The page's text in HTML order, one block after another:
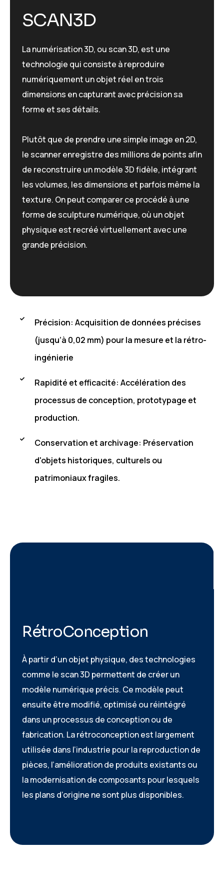
SCAN3D
La numérisation 3D, ou scan 3D, est une
technologie qui consiste à reproduire
numériquement un objet réel en trois
dimensions en capturant avec précision sa
forme et ses détails.
Plutôt que de prendre une simple image en 2D,
le scanner enregistre des millions de points afin
de reconstruire un modèle 3D fidèle, intégrant
les volumes, les dimensions et parfois même la
texture. On peut comparer ce procédé à une
forme de sculpture numérique, où un objet
physique est recréé virtuellement avec une
grande précision.
Précision: Acquisition de données précises
(jusqu’à 0,02 mm) pour la mesure et la rétro-
ingénierie
Rapidité et efficacité: Accélération des
processus de conception, prototypage et
production.
Conservation et archivage: Préservation
d'objets historiques, culturels ou
patrimoniaux fragiles.
RétroConception
À partir d’un objet physique, des technologies
comme le scan 3D permettent de créer un
modèle numérique précis. Ce modèle peut
ensuite être modifié, optimisé ou réintégré
dans un processus de conception ou de
fabrication. La rétroconception est largement
utilisée dans l’industrie pour la reproduction de
pièces, l’amélioration de produits existants ou
la modernisation de composants pour lesquels
les plans d’origine ne sont plus disponibles.